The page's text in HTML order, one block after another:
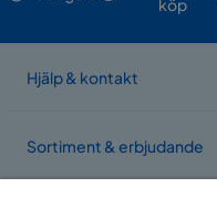
köp
Hjälp & kontakt
Sortiment & erbjudande